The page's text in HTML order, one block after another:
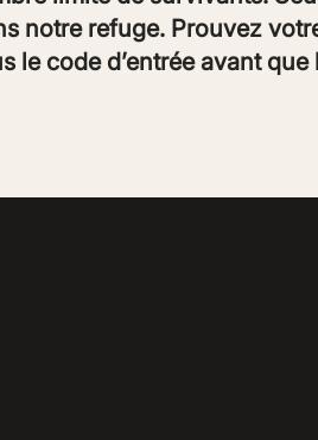
notre refuge. Prouvez
le code d’entrée avant que